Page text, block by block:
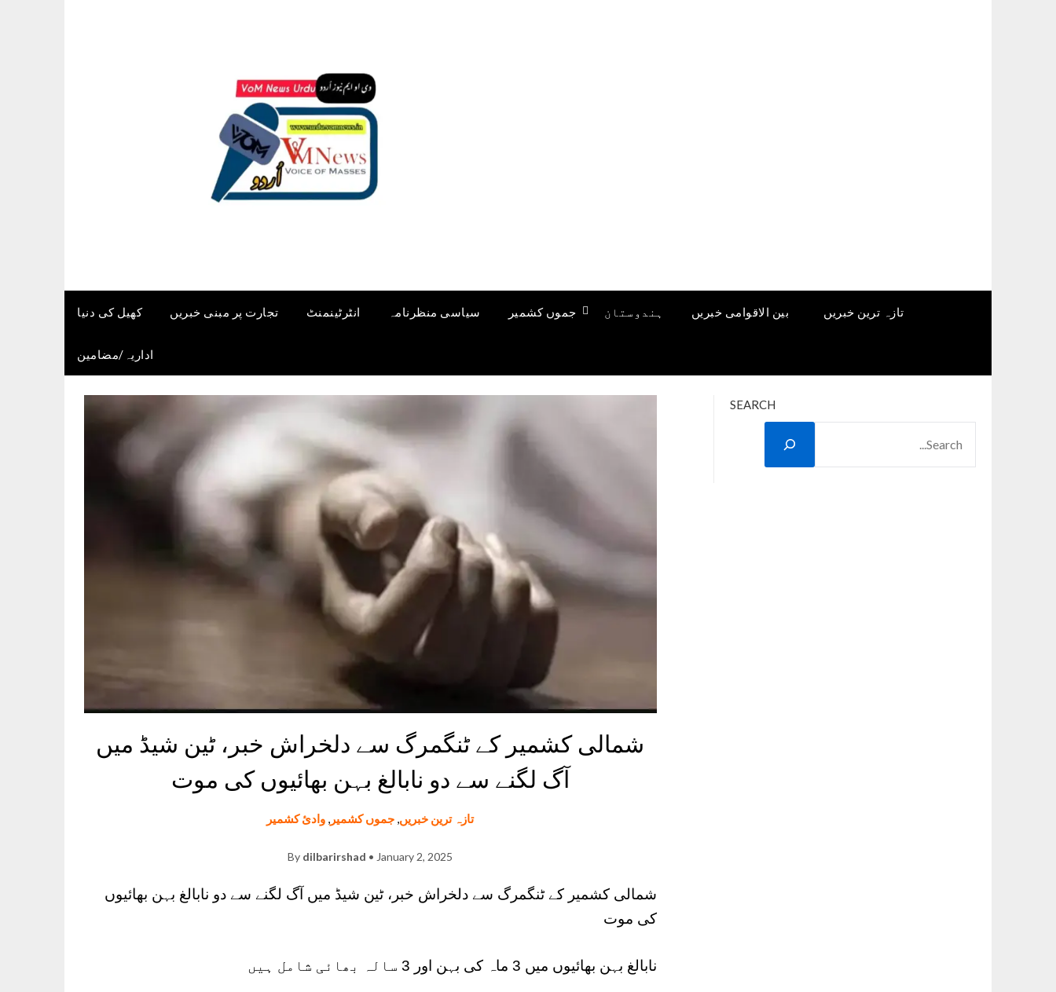
تازہ ترین خبریں بین الاقوامی خبریں ہندوستان جموں کشمیر سیاسی منظرنامہ انٹرٹینمنٹ تجارت پر مبنی خبریں کھیل کی دنیا
اداریہ/مضامین
شمالی کشمیر کے ٹنگمرگ سے دلخراش خبر، ٹین شیڈ میں
آگ لگنے سے دو نابالغ بہن بھائیوں کی موت
تازہ ترین خبریں, جموں کشمیر , وادئ کشمیر
By dilbarirshad • January 2, 2025
شمالی کشمیر کے ٹنگمرگ سے دلخراش خبر، ٹین شیڈ میں آگ لگنے سے دو نابالغ بہن بھائیوں
کی موت
نابالغ بہن بھائیوں میں 3 ماہ کی بہن اور 3 سالہ بھائی شامل ہیں
SEARCH